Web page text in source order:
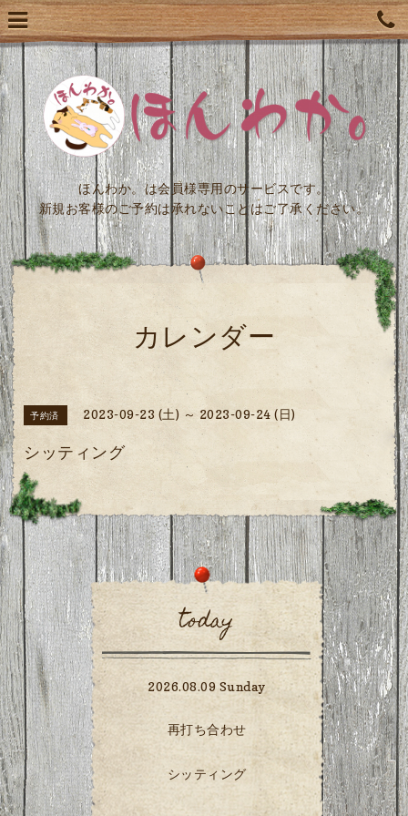
ほんわか。は会員様専用のサービスです。
新規お客様のご予約は承れないことはご了承ください。
カレンダー
予約済 2023-09-23 (土) ～ 2023-09-24 (日)
シッティング
today
2026.08.09 Sunday
再打ち合わせ
シッティング